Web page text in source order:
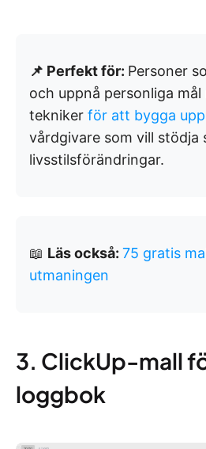
📌 Perfekt för: Personer
och uppnå personliga mål
tekniker för att bygga
vårdgivare som vill stödja
livsstilsförändringar.
📖 Läs också: 75 gratis
utmaningen
3. ClickUp-mall
loggbok